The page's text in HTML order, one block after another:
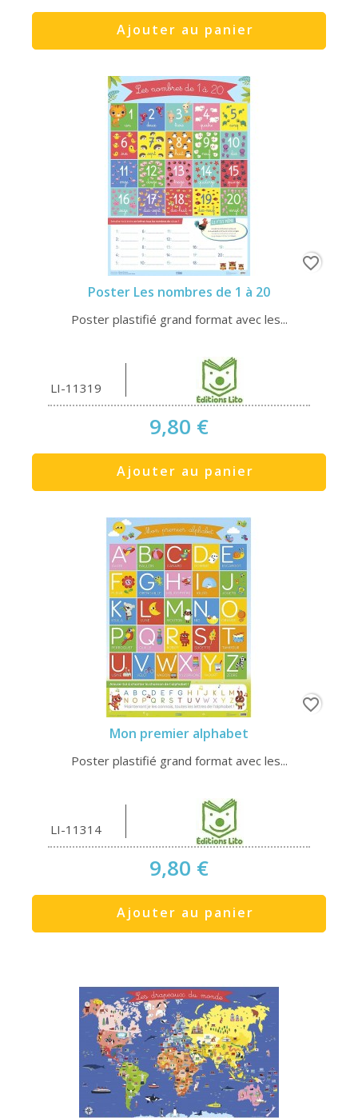
Ajouter au panier
Poster Les nombres de 1 à 20
Poster plastifié grand format avec les...
LI-11319
9,80 €
Ajouter au panier
favorite_border
Mon premier alphabet
Poster plastifié grand format avec les...
LI-11314
9,80 €
Ajouter au panier
favorite_border